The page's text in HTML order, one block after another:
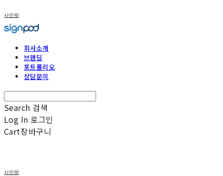
사인팟
회사소개
브랜딩
포트폴리오
상담문의
Search 검색
Log In 로그인
Cart장바구니
사인팟